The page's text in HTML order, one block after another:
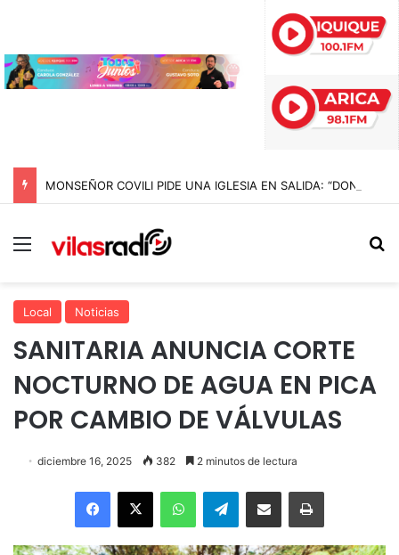
Menú
Local Noticias
SANITARIA ANUNCIA CORTE
NOCTURNO DE AGUA EN PICA
POR CAMBIO DE VÁLVULAS
diciembre 16, 2025 382 2 minutos de lectura
Facebook
X WhatsAppTelegramEnviar vía email Imprimir